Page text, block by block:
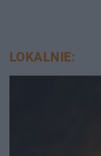
LOKALNIE: